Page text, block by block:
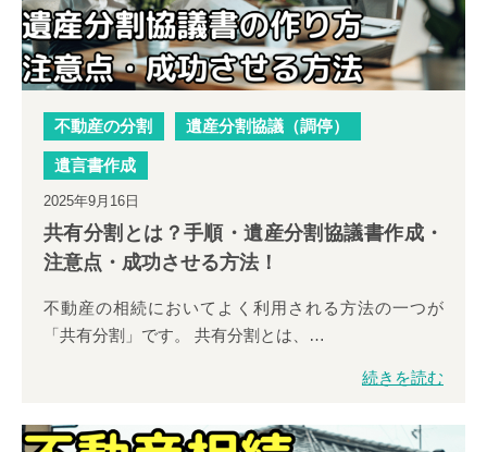
生前に家族へ財産を管理してほしい
生前に事業を任せたい・後継者を選定したい
遺産分割協議
遺留分侵害額請求
（旧：遺留分減殺請求）
不動産の分割 遺産分割協議（調停）
遺言書作成
2025年9月16日
共有分割とは？手順・遺産分割協議書作成・
注意点・成功させる方法！
不動産の相続においてよく利用される方法の一つが
「共有分割」です。 共有分割とは、…
続きを読む